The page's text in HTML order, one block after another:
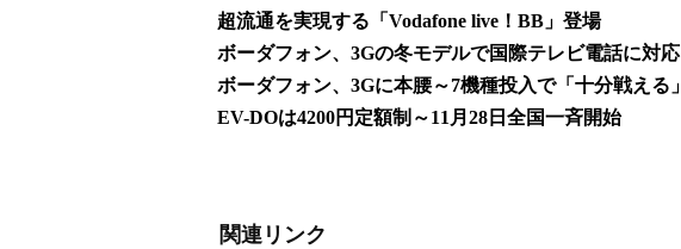
超流通を実現する「Vodafone live！BB」登場
ボーダフォン、3Gの冬モデルで国際テレビ電話に対応
ボーダフォン、3Gに本腰～7機種投入で「十分戦える」
EV-DOは4200円定額制～11月28日全国一斉開始
関連リンク